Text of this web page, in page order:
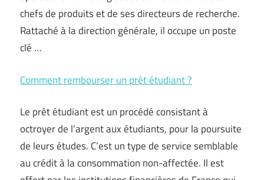
chefs de produits et de ses directeurs de recherche.
Rattaché à la direction générale, il occupe un poste
clé …
Comment rembourser un prêt étudiant ?
Le prêt étudiant est un procédé consistant à
octroyer de l’argent aux étudiants, pour la poursuite
de leurs études. C’est un type de service semblable
au crédit à la consommation non-affectée. Il est